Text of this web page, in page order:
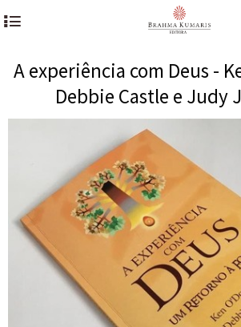
4
A experiência com Deus -
Debbie Castle e Judy